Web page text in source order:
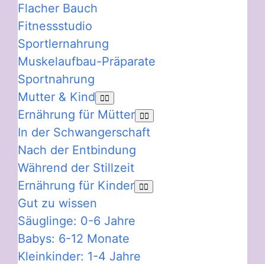
Flacher Bauch
Fitnessstudio
Sportlernahrung
Muskelaufbau-Präparate
Sportnahrung
Mutter & Kind
Ernährung für Mütter
In der Schwangerschaft
Nach der Entbindung
Während der Stillzeit
Ernährung für Kinder
Gut zu wissen
Säuglinge: 0-6 Jahre
Babys: 6-12 Monate
Kleinkinder: 1-4 Jahre